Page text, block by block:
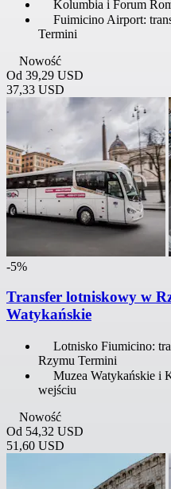
Kolumbia i Forum
Fuimicino Airport:
Termini
Nowość
Od 39,29 USD
37,33 USD
-5%
Transfer lotniskowy w
Watykańskie
Lotnisko Fiumicino:
Rzymu Termini
Muzea Watykańskie i
wejściu
Nowość
Od 54,32 USD
51,60 USD